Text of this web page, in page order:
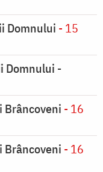
Domnului - 15
Domnului -
- 16
- 16